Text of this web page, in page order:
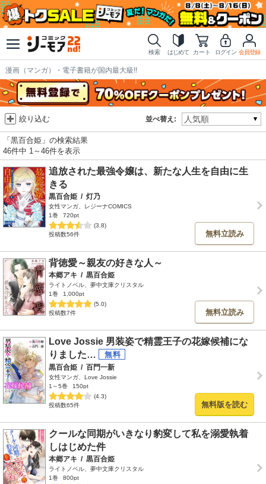
検索 はじめて カート ログイン 会員登録
漫画（マンガ）・電子書籍が国内最大級!!
並べ替え:
絞り込む
「黒百合姫」の検索結果
46件中 1～46件を表示
追放された最強令嬢は、新たな人生を自由に生
きる
黒百合姫 / 灯乃
女性マンガ、レジーナCOMICS
1巻
720pt
(3.8)
投稿数56件
無料立読み
背徳愛～親友の好きな人～
本郷アキ / 黒百合姫
ライトノベル、夢中文庫クリスタル
1巻
1,000pt
(5.0)
投稿数7件
無料立読み
Love Jossie 男装姿で精霊王子の花嫁候補にな
りました…
黒百合姫 / 百門一新
女性マンガ、Love Jossie
1～5巻
150pt
(4.3)
投稿数65件
無料版を読む
クールな同期がいきなり豹変して私を溺愛執着
しはじめた件
本郷アキ / 黒百合姫
ライトノベル、夢中文庫クリスタル
1巻
800pt